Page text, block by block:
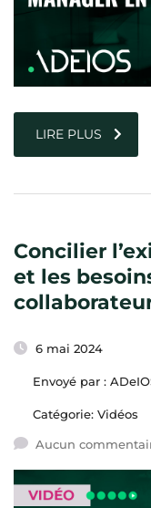
LIRE PLUS
Concilier
et les
6 mai 2024
Envoyé par :
Catégorie: Vidéos
Aucun